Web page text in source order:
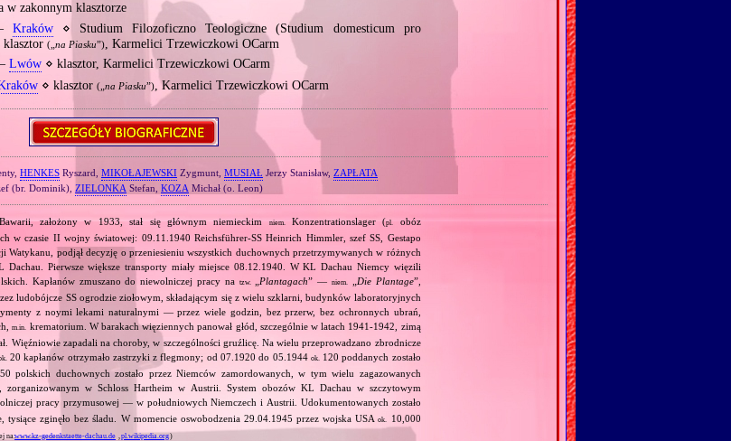
w zakonnym klasztorze
Kraków ⋄ Studium Filozoficzno Teologiczne (Studium domesticum pro
(„ na Piasku”), Karmelici Trzewiczkowi OCarm
Lwów⋄ klasztor, Karmelici Trzewiczkowi OCarm
⋄ klasztor („ na Piasku”), Karmelici Trzewiczkowi OCarm
HENKESRyszard, MIKOŁAJEWSKI Zygmunt, MUSIAŁ Jerzy Stanisław, ZAPŁATA
(br. Dominik), ZIELONKA Stefan, KOZA Michał (o. Leon)
założony w 1933, stał się głównym niemieckim niem. Konzentrationslager (pl.
obóz
w czasie II wojny światowej: 09.11.1940 Reichsführer‐SS Heinrich Himmler, szef SS, Gestapo
podjął decyzję o przeniesieniu wszystkich duchownych przetrzymywanych w różnych
Pierwsze większe transporty miały miejsce 08.12.1940. W KL Dachau Niemcy więzili
Kapłanów zmuszano do niewolniczej pracy na tzw. Plantagach” —niem. Die Plantage”,
ludobójcze SS ogrodzie ziołowym, składającym się z wielu szklarni, budynków laboratoryjnych
z noymi lekami naturalnymi — przez wiele godzin, bez przerw, bez ochronnych ubrań,
m.in.
krematorium. W barakach więziennych panował głód, szczególnie w latach 1941‐1942, zimą
Więźniowie zapadali na choroby, w szczególności gruźlicę. Na wielu przeprowadzano zbrodnicze
20 kapłanów otrzymało zastrzyki z flegmony; od 07.1920 do 05.1944 ok.
120 poddanych zostało
polskich duchownych zostało przez Niemców zamordowanych, w tym wielu zagazowanych
zorganizowanym w Schloss Hartheim w Austrii. System obozów KL Dachau w szczytowym
pracy przymusowej — w południowych Niemczech i Austrii. Udokumentowanych zostało
zginęło bez śladu. W momencie oswobodzenia 29.04.1945 przez wojska USAok.
10,000
na:www.kz-gedenkstaette-dachau.de ,pl.wikipedia.org)